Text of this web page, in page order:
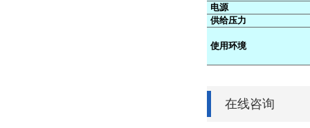
电源
供给压力
使用环境
在线咨询